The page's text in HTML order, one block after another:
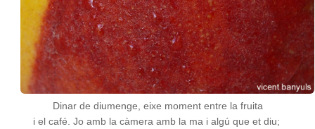
Dinar de diumenge, eixe moment entre la fruita
i el café. Jo amb la càmera amb la ma i algú que et diu;